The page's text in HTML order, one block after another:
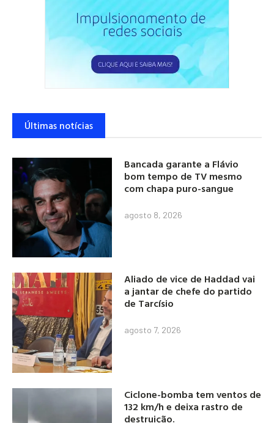
Últimas notícias
Bancada garante a Flávio
bom tempo de TV mesmo
com chapa puro-sangue
agosto 8, 2026
Aliado de vice de Haddad vai
a jantar de chefe do partido
de Tarcísio
agosto 7, 2026
Ciclone-bomba tem ventos de
132 km/h e deixa rastro de
destruição.